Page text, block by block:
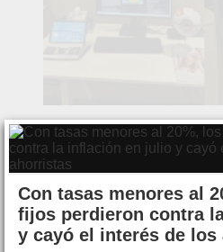
Con tasas menores al
fijos perdieron contra
y cayó el interés de